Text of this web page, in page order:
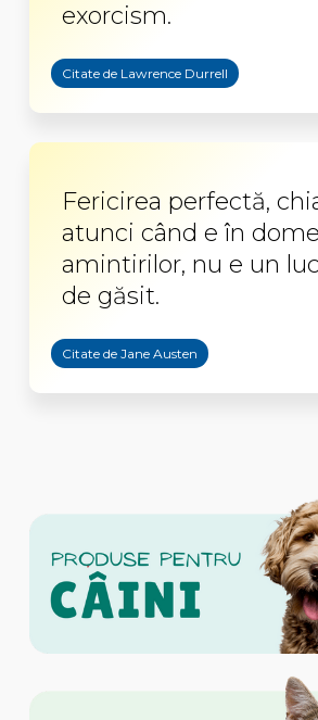
exorcism.
Citate de Lawrence Durrell
Fericirea perfectă,
atunci când e în
amintirilor, nu e un
de găsit.
Citate de Jane Austen